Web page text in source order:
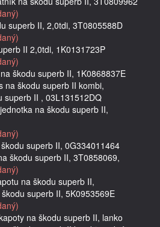
superb II, 2,0tdi, 3T0805588D
II 2,0tdi, 1K0131723P
škodu superb II, 1K0868837E
na škodu superb II kombi,
superb II , 03L131512DQ
na škodu superb II,
superb II, 0G334011464
škodu superb II, 3T0858069,
na škodu superb II,
superb II, 5K0953569E
na škodu superb II, lanko